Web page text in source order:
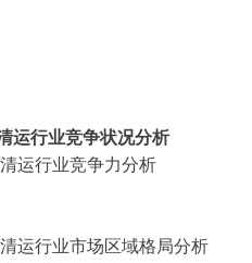
运行业竞争状况分析
运行业竞争力分析
运行业市场区域格局分析